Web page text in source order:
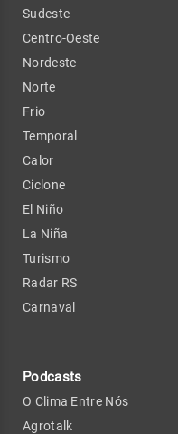
Sudeste
Centro-Oeste
Nordeste
Norte
Frio
Temporal
Calor
Ciclone
El Niño
La Niña
Turismo
Radar RS
Carnaval
Podcasts
O Clima Entre Nós
Agrotalk